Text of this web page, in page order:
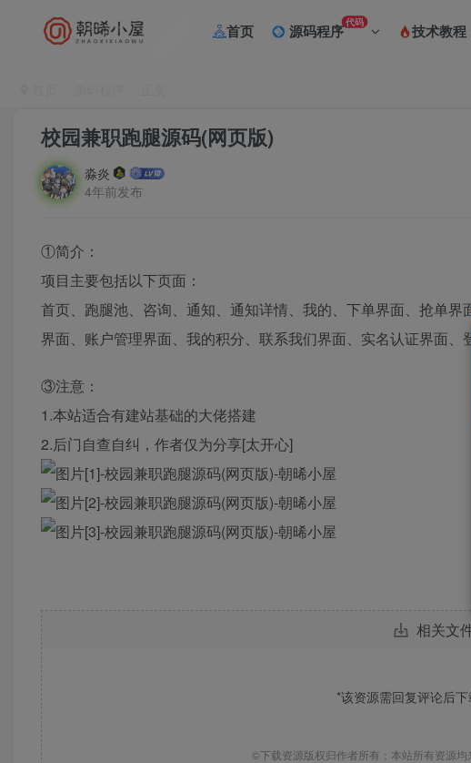
首页 源码程序代码 技术教程
校园兼职跑腿源码(网页版)
淼炎
4年前发布
①简介：
项目主要包括以下页面：
首页、跑腿池、咨询、通知、通知详情、我的、下单界面、抢单
界面、账户管理界面、我的积分、联系我们界面、实名认证界面
③注意：
1.本站适合有建站基础的大佬搭建
2.后门自查自纠，作者仅为分享[太开心]
相关文
*该资源需回复评论后
©下载资源版权归作者所有；本站所有资源